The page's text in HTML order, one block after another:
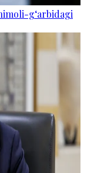
g‘arbidagi